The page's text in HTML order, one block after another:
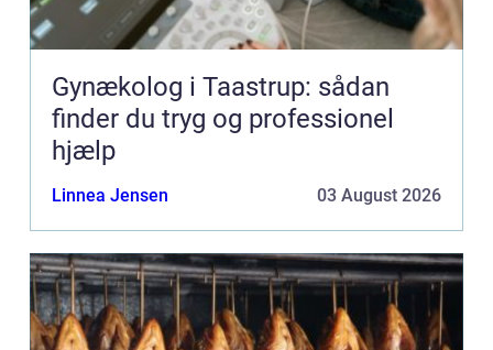
Gynækolog i Taastrup: sådan
finder du tryg og professionel
hjælp
Linnea Jensen 03 August 2026